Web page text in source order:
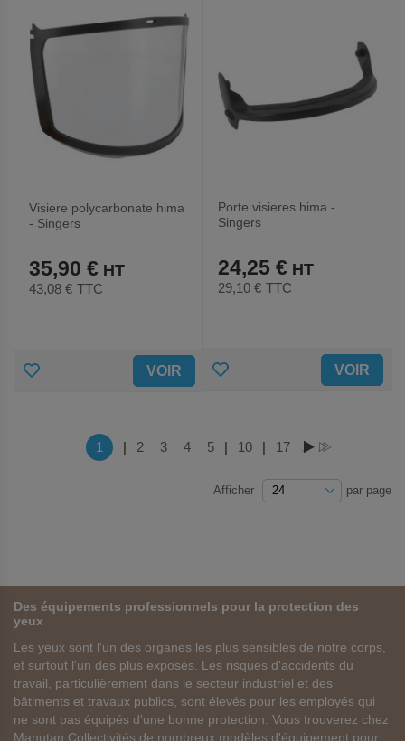
Visiere polycarbonate hima
- Singers
35,90 €
43,08 € TTC
AJOUTER
FAVORIS
VOIR
Porte visieres hima -
Singers
24,25 €
29,10 € TTC
AJOUTER VOIR
PageVous lisez actuellement la page
1 | Page
2 Page
3 Page
4 Page
5 | Page
10 | Page
17
Afficher par page
Des équipements professionnels pour la protection des
yeux
Les yeux sont l'un des organes les plus sensibles de notre corps,
et surtout l'un des plus exposés. Les risques d'accidents du
travail, particulièrement dans le secteur industriel et des
bâtiments et travaux publics, sont élevés pour les employés qui
ne sont pas équipés d'une bonne protection. Vous trouverez chez
Manutan Collectivités de nombreux modèles d'équipement pour